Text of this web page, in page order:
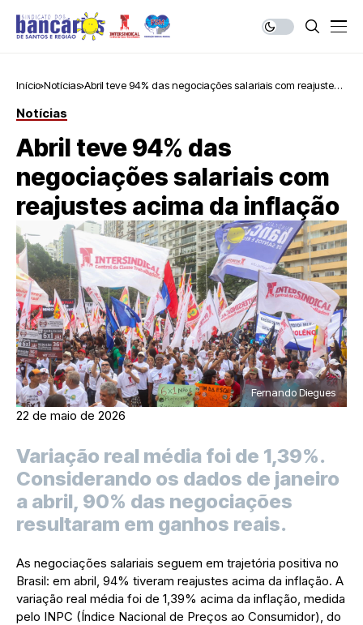
Início Notícias Abril teve 94% das negociações salariais com reajustes
Notícias
Abril teve 94% das
negociações salariais com
reajustes acima da inflação
Fernando Diegues
22 de maio de 2026
Variação real média foi de 1,39%.
Considerando os dados de janeiro
a abril, 90% das negociações
resultaram em ganhos reais.
As negociações salariais seguem em trajetória positiva no
Brasil: em abril, 94% tiveram reajustes acima da inflação. A
variação real média foi de 1,39% acima da inflação, medida
pelo INPC (Índice Nacional de Preços ao Consumidor), do